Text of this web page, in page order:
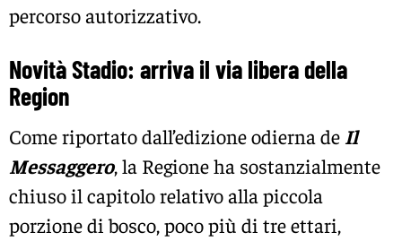
percorso autorizzativo.
Novità Stadio: arriva il via libera della
Region
Come riportato dall’edizione odierna de Il
Messaggero, la Regione ha sostanzialmente
chiuso il capitolo relativo alla piccola
porzione di bosco, poco più di tre ettari,